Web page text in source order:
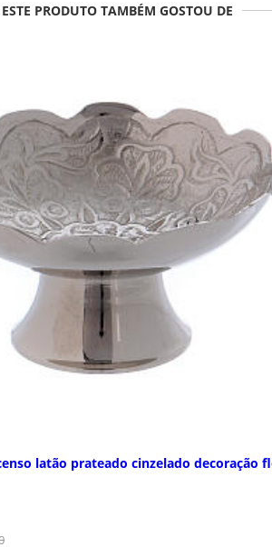
PRODUTO TAMBÉM GOSTOU DE
latão prateado cinzelado decoração